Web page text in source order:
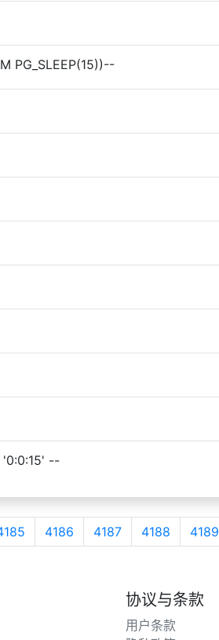
PG_SLEEP(15))--
'0:0:15' --
4186 4187 4188 4189
协议与条款
用户条款